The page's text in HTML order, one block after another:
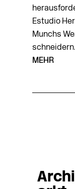
Estudio
Munchs
MEHR